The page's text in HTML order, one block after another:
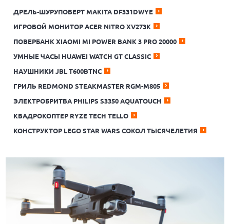
ДРЕЛЬ-ШУРУПОВЕРТ MAKITA DF331DWYE
ИГРОВОЙ МОНИТОР ACER NITRO XV273K
ПОВЕРБАНК XIAOMI MI POWER BANK 3 PRO 20000
УМНЫЕ ЧАСЫ HUAWEI WATCH GT CLASSIC
НАУШНИКИ JBL T600BTNC
ГРИЛЬ REDMOND STEAKMASTER RGM-M805
ЭЛЕКТРОБРИТВА PHILIPS S3350 AQUATOUCH
КВАДРОКОПТЕР RYZE TECH TELLO
КОНСТРУКТОР LEGO STAR WARS СОКОЛ ТЫСЯЧЕЛЕТИЯ